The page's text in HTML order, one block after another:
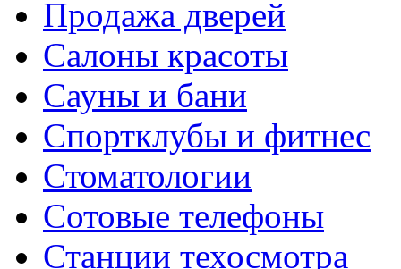
Продажа дверей
Салоны красоты
Сауны и бани
Спортклубы и фитнес
Стоматологии
Сотовые телефоны
Станции техосмотра